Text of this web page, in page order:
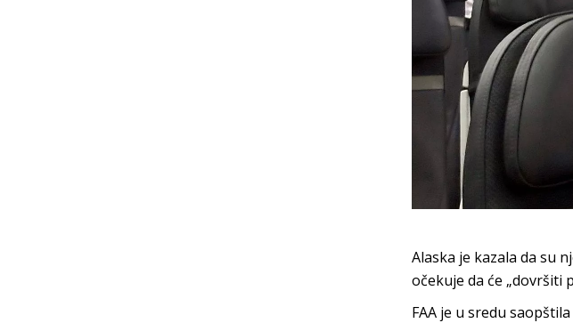
Alaska je kazala da su
očekuje da će „dovršiti
FAA je u sredu